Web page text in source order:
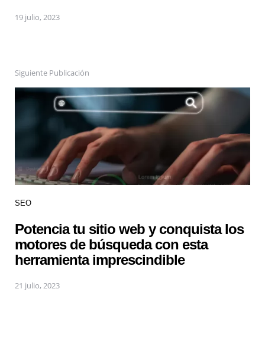
19 julio, 2023
Siguiente Publicación
SEO
Potencia tu sitio web y conquista los
motores de búsqueda con esta
herramienta imprescindible
21 julio, 2023